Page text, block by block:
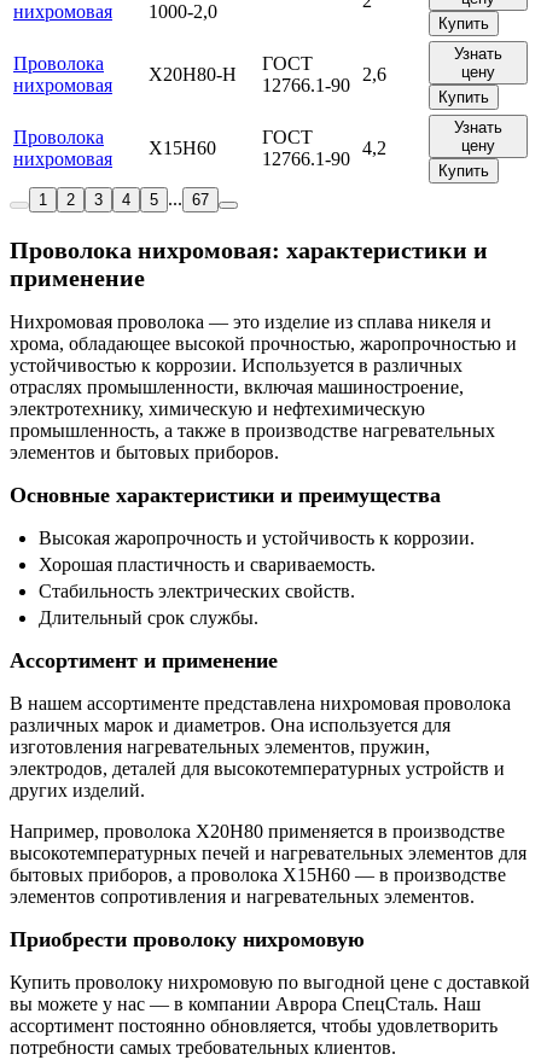
нихромовая
1000-2,0
Купить
Проволока
нихромовая
Х20Н80-Н
ГОСТ
12766.1-90
2,6
Узнать
цену
Купить
Проволока
нихромовая
Х15Н60
ГОСТ
12766.1-90
4,2
Узнать
цену
Купить
1
2 3 4 5 ... 67
Проволока нихромовая: характеристики и
применение
Нихромовая проволока — это изделие из сплава никеля и
хрома, обладающее высокой прочностью, жаропрочностью и
устойчивостью к коррозии. Используется в различных
отраслях промышленности, включая машиностроение,
электротехнику, химическую и нефтехимическую
промышленность, а также в производстве нагревательных
элементов и бытовых приборов.
Основные характеристики и преимущества
Высокая жаропрочность и устойчивость к коррозии.
Хорошая пластичность и свариваемость.
Стабильность электрических свойств.
Длительный срок службы.
Ассортимент и применение
В нашем ассортименте представлена нихромовая проволока
различных марок и диаметров. Она используется для
изготовления нагревательных элементов, пружин,
электродов, деталей для высокотемпературных устройств и
других изделий.
Например, проволока Х20Н80 применяется в производстве
высокотемпературных печей и нагревательных элементов для
бытовых приборов, а проволока Х15Н60 — в производстве
элементов сопротивления и нагревательных элементов.
Приобрести проволоку нихромовую
Купить проволоку нихромовую по выгодной цене с доставкой
вы можете у нас — в компании Аврора СпецСталь. Наш
ассортимент постоянно обновляется, чтобы удовлетворить
потребности самых требовательных клиентов.